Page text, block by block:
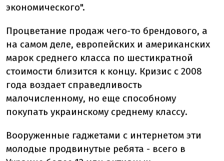
экономического".
Процветание продаж чего-то брендового, а
на самом деле, европейских и американских
марок среднего класса по шестикратной
стоимости близится к концу. Кризис с 2008
года воздает справедливость
малочисленному, но еще способному
покупать украинскому среднему классу.
Вооруженные гаджетами с интернетом эти
молодые продвинутые ребята - всего в